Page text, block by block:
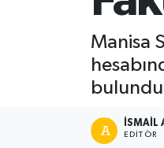
Manisa
İSMAIL
EDITÖR
RESMİ REKLAM